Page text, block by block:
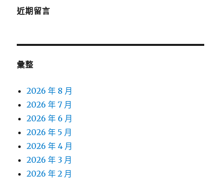
近期留言
彙整
2026 年 8 月
2026 年 7 月
2026 年 6 月
2026 年 5 月
2026 年 4 月
2026 年 3 月
2026 年 2 月